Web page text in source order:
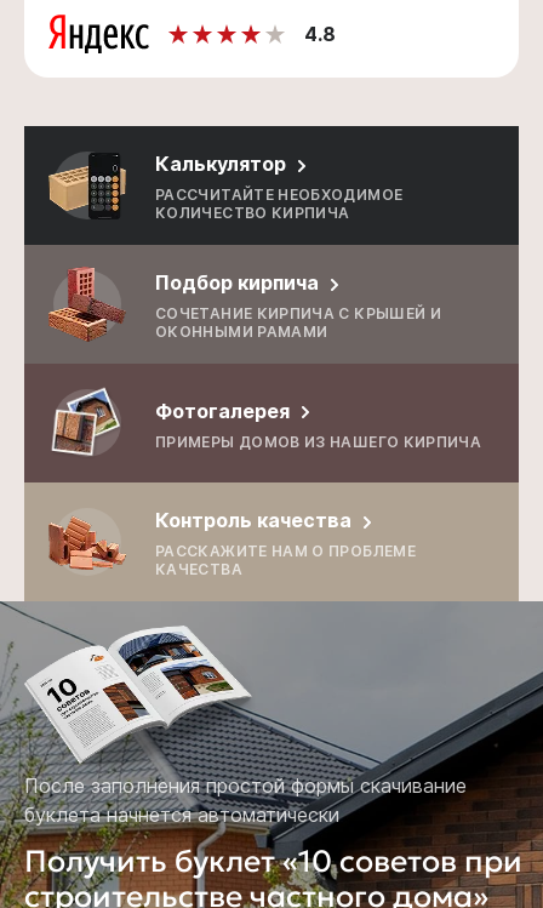
4.8
Калькулятор
РАССЧИТАЙТЕ НЕОБХОДИМОЕ
КОЛИЧЕСТВО КИРПИЧА
Подбор кирпича
СОЧЕТАНИЕ КИРПИЧА С КРЫШЕЙ И
ОКОННЫМИ РАМАМИ
Фотогалерея
ПРИМЕРЫ ДОМОВ ИЗ НАШЕГО КИРПИЧА
Контроль качества
РАССКАЖИТЕ НАМ О ПРОБЛЕМЕ
КАЧЕСТВА
После заполнения простой формы скачивание
буклета начнется автоматически
Получить буклет «10 советов при
строительстве частного дома»